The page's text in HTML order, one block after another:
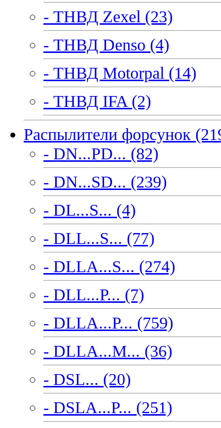
- ТНВД Zexel (23)
- ТНВД Denso (4)
- ТНВД Motorpal (14)
- ТНВД IFA (2)
Распылители форсунок
- DN...PD... (82)
- DN...SD... (239)
- DL...S... (4)
- DLL...S... (77)
- DLLA...S... (274)
- DLL...P... (7)
- DLLA...P... (759)
- DLLA...M... (36)
- DSL... (20)
- DSLA...P... (251)